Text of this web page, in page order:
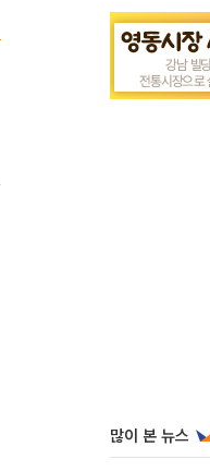
많이 본 뉴스